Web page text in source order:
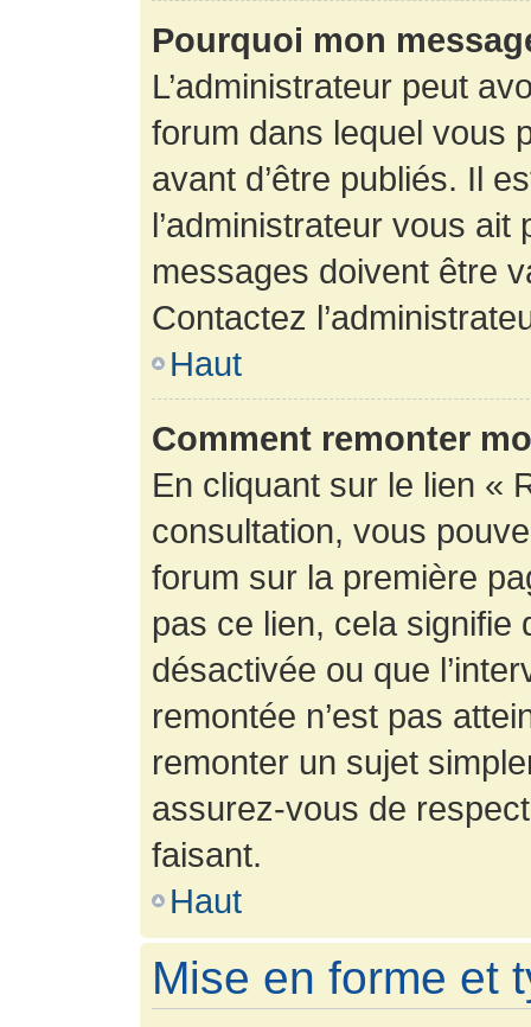
Pourquoi mon
L’administrateur peut
forum dans lequel vous
avant d’être publiés. Il
l’administrateur vous
messages doivent être
Contactez
Haut
Comment remonter
En cliquant sur le lien «
consultation, vous
forum sur la première
pas ce lien, cela signifie
désactivée ou que
remontée n’est pas
remonter un sujet
assurez-vous de
faisant.
Haut
Mise en forme et